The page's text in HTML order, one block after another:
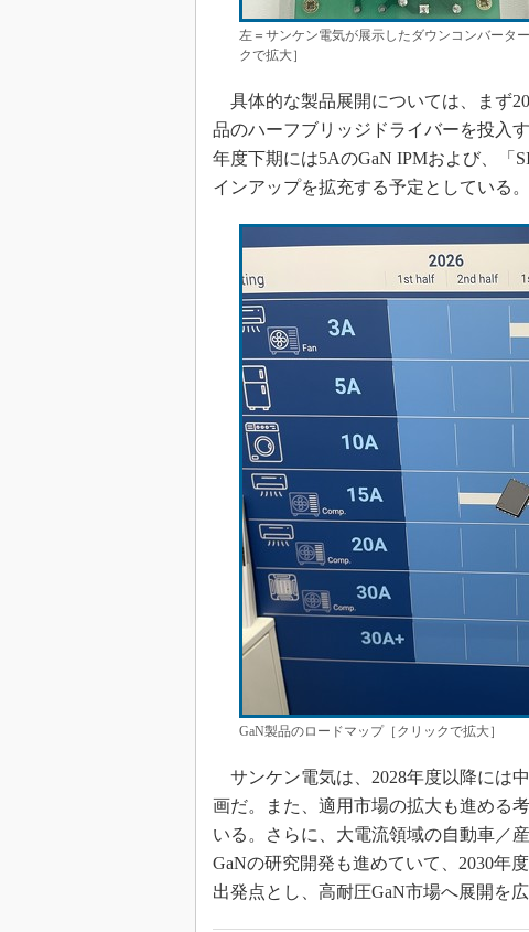
左＝サンケン電気が展示したダウンコンバータ
クで拡大］
具体的な製品展開については、まず
品のハーフブリッジドライバーを投入
年度下期には5AのGaN IPMおよび、「
インアップを拡充する予定としている。
GaN製品のロードマップ［クリックで拡大］
サンケン電気は、2028年度以降には
画だ。また、適用市場の拡大も進める
いる。さらに、大電流領域の自動車／
GaNの研究開発も進めていて、2030年
出発点とし、高耐圧GaN市場へ展開を